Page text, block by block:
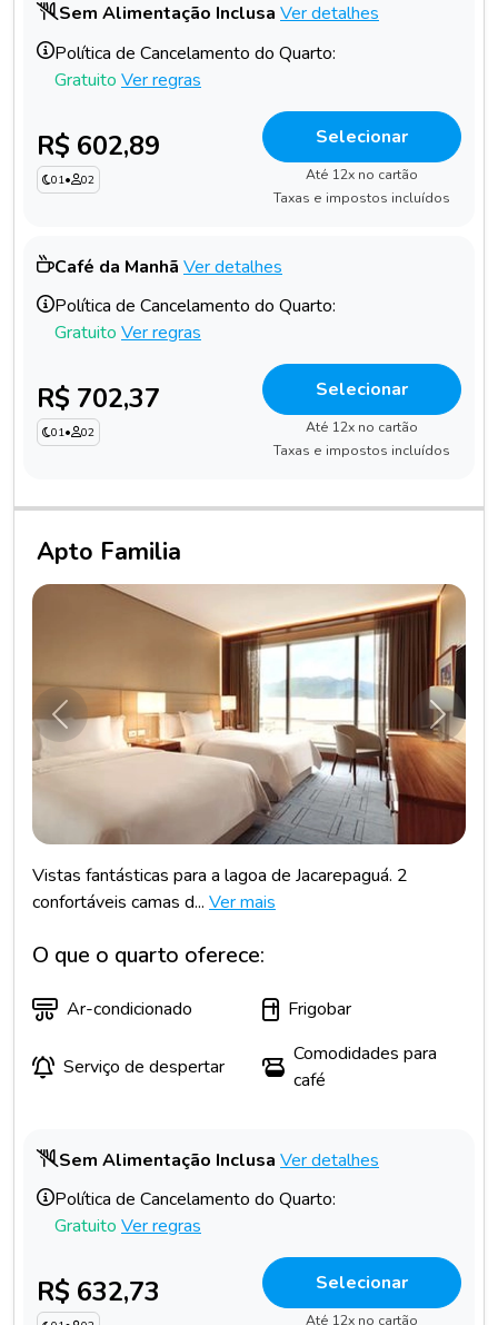
Sem Alimentação Inclusa Ver detalhes
Política de Cancelamento do Quarto:
Gratuito Ver regras
R$ 602,89
01• 02
Selecionar
Até 12x no cartão
Taxas e impostos incluídos
Café da Manhã Ver detalhes
Política de Cancelamento do Quarto:
Gratuito Ver regras
R$ 702,37
01• 02
Selecionar
Até 12x no cartão
Taxas e impostos incluídos
Apto Familia
Anterior
Vistas fantásticas para a lagoa de Jacarepaguá. 2
confortáveis camas d... Ver mais
O que o quarto oferece:
Ar-condicionado Frigobar
Serviço de despertar
Comodidades para
café
Sem Alimentação Inclusa Ver detalhes
Política de Cancelamento do Quarto:
Gratuito Ver regras
R$ 632,73 Selecionar
Até 12x no cartão